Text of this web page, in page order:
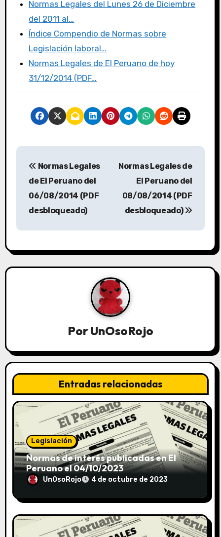
Normas Legales del Lunes 26 de Diciembre
del 2011 al…
Índice Compendio de Normas sobre
Legislación laboral…
Normas Legales de El Peruano de hoy
31/12/2014 (PDF…
Normas Legales
de El Peruano del
06/08/2014 (PDF
desbloqueado)
Normas Legales de
El Peruano del
08/08/2014 (PDF
desbloqueado)
PorUnOsoRojo
Entradas relacionadas
Legislación
Normas de interés publicadas en El
Peruano el 04/10/2023
UnOsoRojo 4 de octubre de 2023